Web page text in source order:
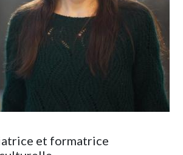
et formatrice